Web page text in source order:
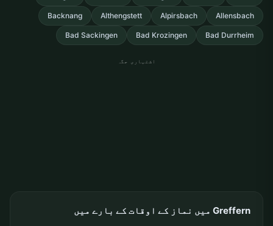
Allensbach
Alpirsbach
Althengstett
Backnang
Bad Durrheim
Bad Krozingen
Bad Sackingen
اشتہاری جگہ
Greffern میں نماز کے اوقات کے بارے میں